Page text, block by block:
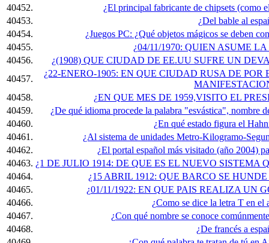
40452.
¿El principal fabricante de chipsets (como
40453.
¿Del bable al
40454.
¿Juegos PC: ¿Qué objetos mágicos se deben
40455.
¿04/11/1970: QUIEN ASUME
40456.
¿(1908) QUE CIUDAD DE EE.UU SUFRE UN
40457.
¿22-ENERO-1905: EN QUE CIUDAD RUSA DE
40458.
¿EN QUE MES DE 1959,VISITO EL
40459.
¿De qué idioma procede la palabra "esvástica", nombre
40460.
¿En qué estado figura el
40461.
¿Al sistema de unidades Metro-Kilogramo-
40462.
¿El portal español más visitado (año 2004)
40463. ¿1 DE JULIO 1914: DE QUE ES EL NUEVO
40464.
¿15 ABRIL 1912: QUE BARCO SE
40465.
¿01/11/1922: EN QUE PAIS REALIZA UN
40466.
¿Como se dice la letra T en
40467.
¿Con qué nombre se conoce
40468.
¿De francés a